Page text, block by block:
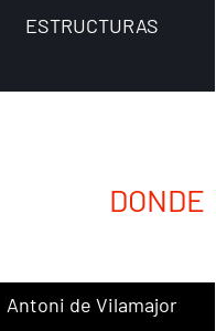
ESTRUCTURAS
DONDE
Antoni de Vilamajor